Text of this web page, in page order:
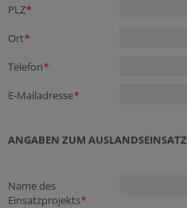
PLZ*
Ort*
Telefon*
E-Mailadresse*
ANGABEN ZUM AUSLANDSEINSATZ
Name des
Einsatzprojekts*